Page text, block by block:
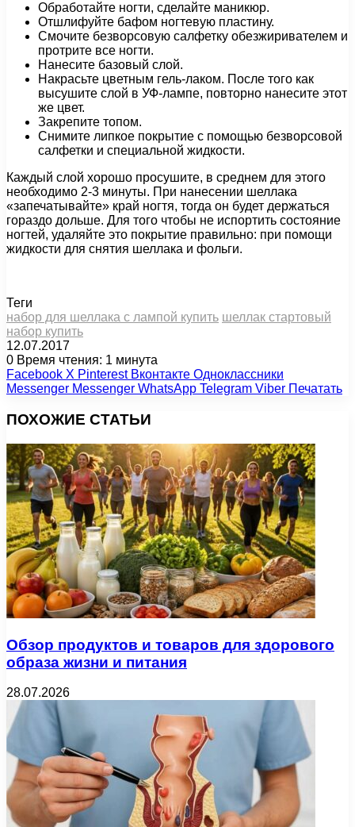
Обработайте ногти, сделайте маникюр.
Отшлифуйте бафом ногтевую пластину.
Смочите безворсовую салфетку обезжиривателем и
протрите все ногти.
Нанесите базовый слой.
Накрасьте цветным гель-лаком. После того как
высушите слой в УФ-лампе, повторно нанесите этот
же цвет.
Закрепите топом.
Снимите липкое покрытие с помощью безворсовой
салфетки и специальной жидкости.
Каждый слой хорошо просушите, в среднем для этого
необходимо 2-3 минуты. При нанесении шеллака
«запечатывайте» край ногтя, тогда он будет держаться
гораздо дольше. Для того чтобы не испортить состояние
ногтей, удаляйте это покрытие правильно: при помощи
жидкости для снятия шеллака и фольги.
Теги
набор для шеллака с лампой купить шеллак стартовый
набор купить
12.07.2017
0 Время чтения: 1 минута
Facebook X Pinterest Вконтакте Одноклассники
Messenger Messenger WhatsApp Telegram Viber Печатать
ПОХОЖИЕ СТАТЬИ
Обзор продуктов и товаров для здорового
образа жизни и питания
28.07.2026